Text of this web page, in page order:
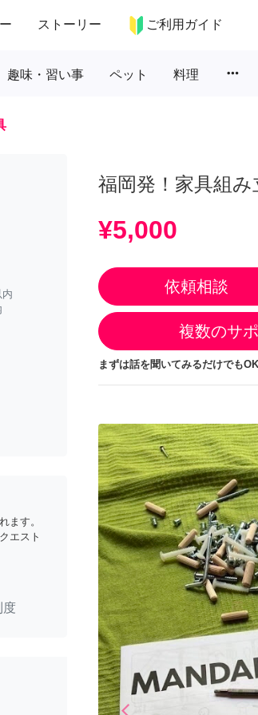
ストーリー ご利用ガイド
趣味・習い事 ペット 料理 more_horiz
ます。
エスト
度
福岡発！家具組
¥5,000
依頼相談
複数のサ
まずは話を聞いてみるだけでも
arrow_back_ios